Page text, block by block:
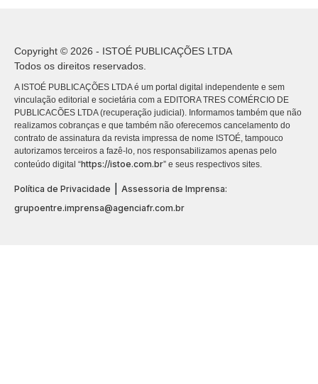
Copyright © 2026 - ISTOÉ PUBLICAÇÕES LTDA
Todos os direitos reservados.
A ISTOÉ PUBLICAÇÕES LTDA é um portal digital independente e sem
vinculação editorial e societária com a EDITORA TRES COMÉRCIO DE
PUBLICACÕES LTDA (recuperação judicial). Informamos também que não
realizamos cobranças e que também não oferecemos cancelamento do
contrato de assinatura da revista impressa de nome ISTOÉ, tampouco
autorizamos terceiros a fazê-lo, nos responsabilizamos apenas pelo
conteúdo digital “https://istoe.com.br” e seus respectivos sites.
Política de Privacidade
Assessoria de Imprensa:
grupoentre.imprensa@agenciafr.com.br